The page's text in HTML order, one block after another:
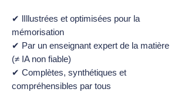
✔ lIllustrées et optimisées pour la
mémorisation
✔ Par un enseignant expert de la matière
(≠ IA non fiable)
✔ Complètes, synthétiques et
compréhensibles par tous